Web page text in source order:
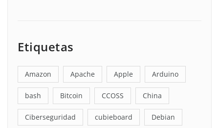
Etiquetas
Amazon Apache Apple Arduino
bash Bitcoin CCOSS China
Ciberseguridad cubieboard Debian